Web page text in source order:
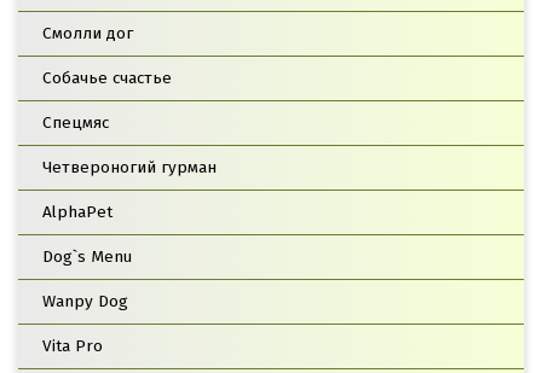
Смолли дог
Собачье счастье
Спецмяс
Четвероногий гурман
AlphaPet
Dog`s Menu
Wanpy Dog
Vita Pro